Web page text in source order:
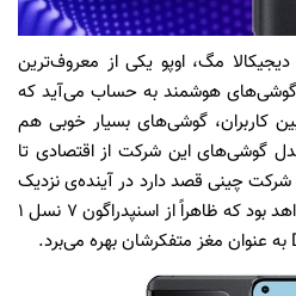
مگ، اوپو یکی از معروف‌ترین
گوشی‌های هوشمند به حساب می‌آید که
کاربران، گوشی‌های بسیار خوبی هم
گوشی‌های این شرکت از اقتصادی تا
شرکت چینی قصد دارد در آینده‌ی نزدیک
معرفی کند، سری اوپو رینو ۸ خواهد بود که ظاهراً از اسنپدراگون ۷ نسل ۱